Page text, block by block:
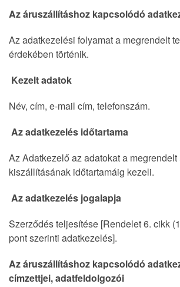
Az áruszállításhoz kapcsolódó
Az adatkezelési folyamat a megrendelt
érdekében történik.
Kezelt adatok
Név, cím, e-mail cím, telefonszám.
Az adatkezelés időtartama
Az Adatkezelő az adatokat a megrendelt
kiszállításának időtartamáig kezeli.
Az adatkezelés jogalapja
Szerződés teljesítése [Rendelet 6. cikk
pont szerinti adatkezelés].
Az áruszállításhoz kapcsolódó
címzettjei, adatfeldolgozói